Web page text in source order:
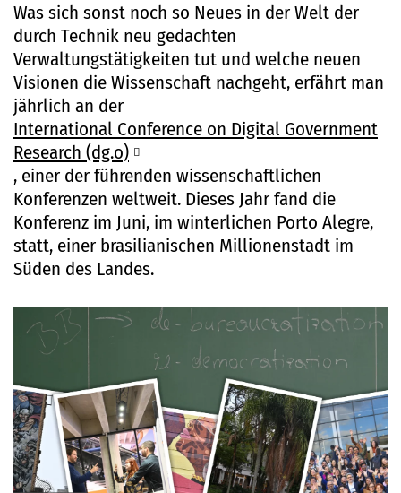
Was sich sonst noch so Neues in der Welt der
durch Technik neu gedachten
Verwaltungstätigkeiten tut und welche neuen
Visionen die Wissenschaft nachgeht, erfährt man
jährlich an der
International Conference on Digital Government
Research (dg.o)
, einer der führenden wissenschaftlichen
Konferenzen weltweit. Dieses Jahr fand die
Konferenz im Juni, im winterlichen Porto Alegre,
statt, einer brasilianischen Millionenstadt im
Süden des Landes.